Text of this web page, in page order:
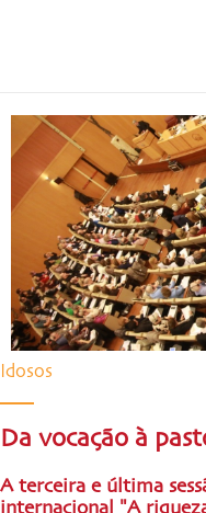
Idosos
Da vocação à
A terceira e última